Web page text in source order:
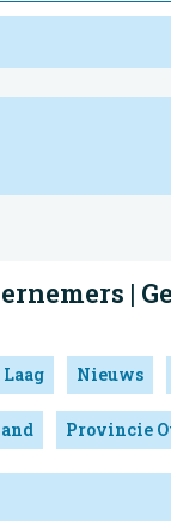
|
Laag Nieuws
Provincie